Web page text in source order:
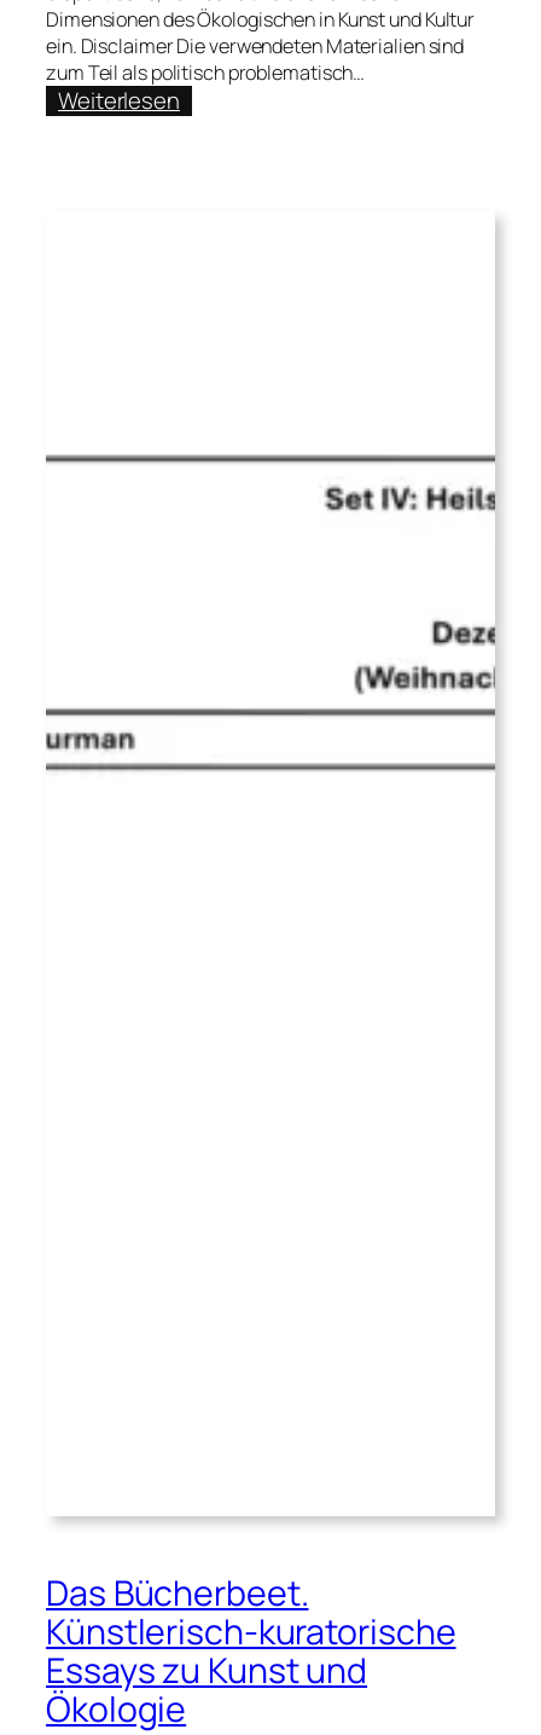
Dimensionen des Ökologischen in Kunst und Kultur
ein. Disclaimer Die verwendeten Materialien sind
zum Teil als politisch problematisch…
Weiterlesen:
Das Bücherbeet.
Künstlerisch-kuratorische
Essays zu Kunst und
Ökologie